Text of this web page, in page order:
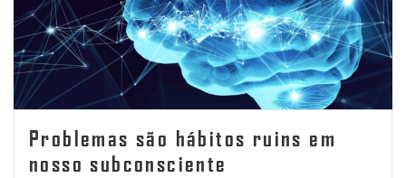
Problemas são hábitos ruins em
nosso subconsciente